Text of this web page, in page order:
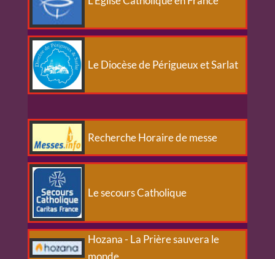
Le Diocèse de Périgueux et Sarlat
Recherche Horaire de messe
Le secours Catholique
Hozana - La Prière sauvera le
monde